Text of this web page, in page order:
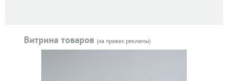
Витрина товаров (на правах рекламы)